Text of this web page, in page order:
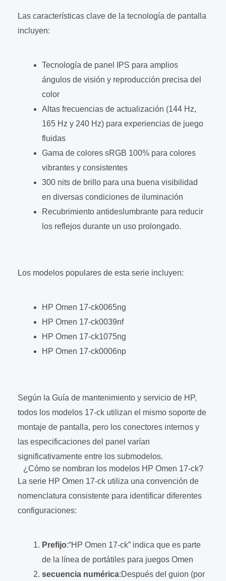
Las características clave de la tecnología de pantalla
incluyen:
Tecnología de panel IPS para amplios
ángulos de visión y reproducción precisa del
color
Altas frecuencias de actualización (144 Hz,
165 Hz y 240 Hz) para experiencias de juego
fluidas
Gama de colores sRGB 100% para colores
vibrantes y consistentes
300 nits de brillo para una buena visibilidad
en diversas condiciones de iluminación
Recubrimiento antideslumbrante para reducir
los reflejos durante un uso prolongado.
Los modelos populares de esta serie incluyen:
HP Omen 17-ck0065ng
HP Omen 17-ck0039nf
HP Omen 17-ck1075ng
HP Omen 17-ck0006np
Según la Guía de mantenimiento y servicio de HP,
todos los modelos 17-ck utilizan el mismo soporte de
montaje de pantalla, pero los conectores internos y
las especificaciones del panel varían
significativamente entre los submodelos.
¿Cómo se nombran los modelos HP Omen 17-ck?
La serie HP Omen 17-ck utiliza una convención de
nomenclatura consistente para identificar diferentes
configuraciones:
Prefijo:“HP Omen 17-ck” indica que es parte
de la línea de portátiles para juegos Omen
secuencia numérica:Después del guion (por